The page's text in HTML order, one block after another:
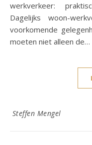
werkverkeer:
Dagelijks woon-
voorkomende
moeten niet alleen de…
Steffen Mengel